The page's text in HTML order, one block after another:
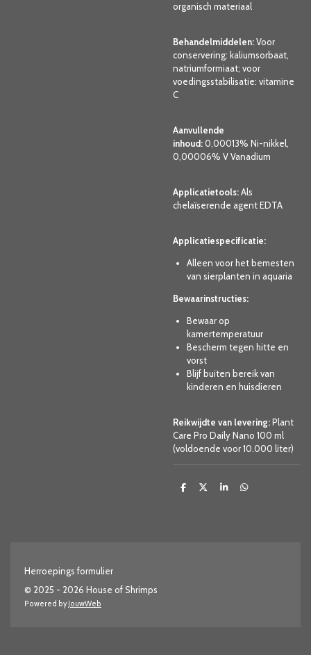
organisch materiaal
Behandelmiddelen:Voor
conservering: kaliumsorbaat,
natriumformiaat; voor
voedingsstabilisatie: vitamine
C
Aanvullende
inhoud:0,00013% Ni-nikkel,
0,00006% V Vanadium
Applicatietools:Als
chelaïserende agent EDTA
Applicatiespecificatie:
Alleen voor het bemesten
van sierplanten in aquaria
Bewaarinstructies:
Bewaar op
kamertemperatuur
Bescherm tegen hitte en
vorst
Blijf buiten bereik van
kinderen en huisdieren
Reikwijdte van levering:Plant
Care Pro Daily Nano 100 ml
(voldoende voor 10.000 liter)
D
D
S
D
Herroepings formulier
© 2025 - 2026 House of Shrimps
Powered byJouwWeb